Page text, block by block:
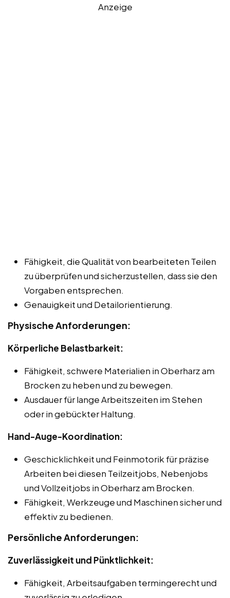
Anzeige
Fähigkeit, die Qualität von bearbeiteten Teilen
zu überprüfen und sicherzustellen, dass sie den
Vorgaben entsprechen.
Genauigkeit und Detailorientierung.
Physische Anforderungen:
Körperliche Belastbarkeit:
Fähigkeit, schwere Materialien in Oberharz am
Brocken zu heben und zu bewegen.
Ausdauer für lange Arbeitszeiten im Stehen
oder in gebückter Haltung.
Hand-Auge-Koordination:
Geschicklichkeit und Feinmotorik für präzise
Arbeiten bei diesen Teilzeitjobs, Nebenjobs
und Vollzeitjobs in Oberharz am Brocken.
Fähigkeit, Werkzeuge und Maschinen sicher und
effektiv zu bedienen.
Persönliche Anforderungen:
Zuverlässigkeit und Pünktlichkeit:
Fähigkeit, Arbeitsaufgaben termingerecht und